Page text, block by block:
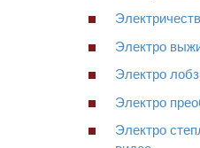
Электро
Электро
Электро
Электро